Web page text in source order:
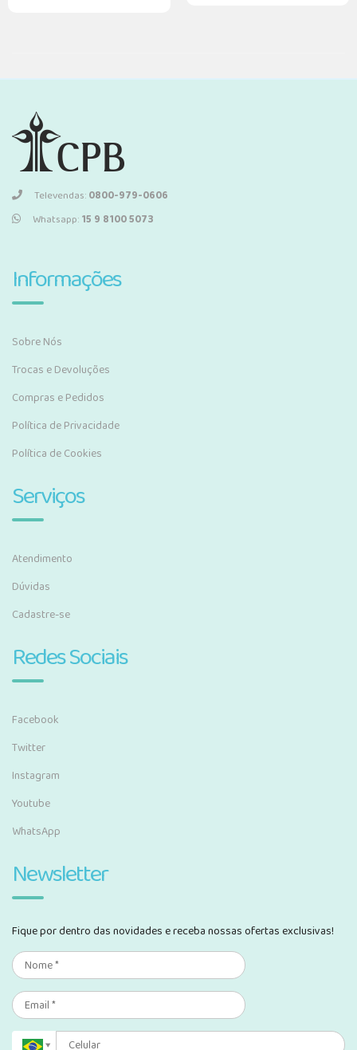
Televendas:0800-979-0606
Whatsapp:15 9 8100 5073
Informações
Sobre Nós
Trocas e Devoluções
Compras e Pedidos
Política de Privacidade
Política de Cookies
Serviços
Atendimento
Dúvidas
Cadastre-se
Redes Sociais
Facebook
Twitter
Instagram
Youtube
WhatsApp
Newsletter
Fique por dentro das novidades e receba nossas ofertas exclusivas!